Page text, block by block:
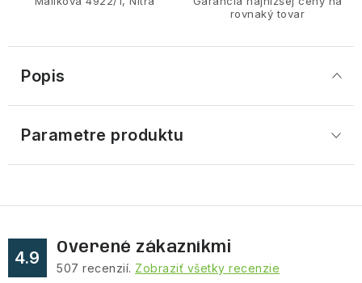
rovnaký tovar
Popis
Parametre produktu
4.9
Overené zákazníkmi
507 recenzií. Zobraziť všetky recenzie